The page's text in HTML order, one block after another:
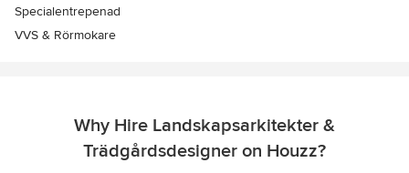
Specialentrepenad
VVS & Rörmokare
Why Hire Landskapsarkitekter &
Trädgårdsdesigner on Houzz?